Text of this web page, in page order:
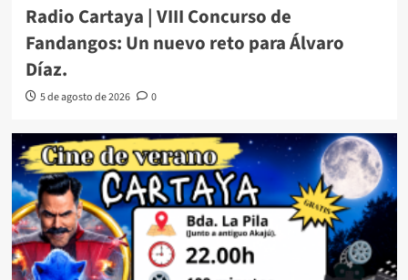
Radio Cartaya | VIII Concurso de
Fandangos: Un nuevo reto para Álvaro
Díaz.
5 de agosto de 2026 0